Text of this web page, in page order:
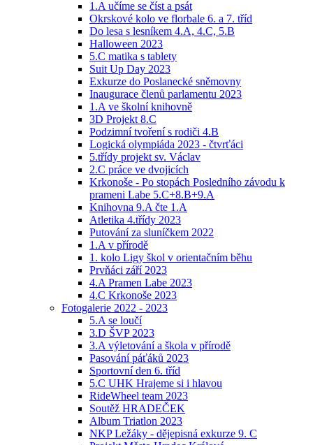
1.A učíme se číst a psát
Okrskové kolo ve florbale 6. a 7. tříd
Do lesa s lesníkem 4.A, 4.C, 5.B
Halloween 2023
5.C matika s tablety
Suit Up Day 2023
Exkurze do Poslanecké sněmovny
Inaugurace členů parlamentu 2023
1.A ve školní knihovně
3D Projekt 8.C
Podzimní tvoření s rodiči 4.B
Logická olympiáda 2023 - čtvrťáci
5.třídy projekt sv. Václav
2.C práce ve dvojicích
Krkonoše - Po stopách Posledního závodu k
prameni Labe 5.C+8.B+9.A
Knihovna 9.A čte 1.A
Atletika 4.třídy 2023
Putování za sluníčkem 2022
1.A v přírodě
1. kolo Ligy škol v orientačním běhu
Prvňáci září 2023
4.A Pramen Labe 2023
4.C Krkonoše 2023
Fotogalerie 2022 - 2023
5.A se loučí
3.D ŠVP 2023
3.A výletování a škola v přírodě
Pasování páťáků 2023
Sportovní den 6. tříd
5.C UHK Hrajeme si i hlavou
RideWheel team 2023
Soutěž HRADEČEK
Album Triatlon 2023
NKP Ležáky - dějepisná exkurze 9. C